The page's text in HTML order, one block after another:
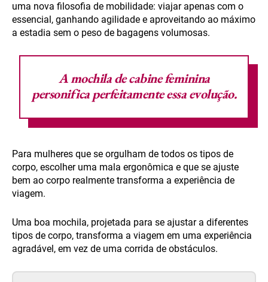
uma nova filosofia de mobilidade: viajar apenas com o
essencial, ganhando agilidade e aproveitando ao máximo
a estadia sem o peso de bagagens volumosas.
Amochila de cabine feminina
personifica perfeitamente essa evolução.
Para mulheres que se orgulham de todos os tipos de
corpo, escolher uma mala ergonômica e que se ajuste
bem ao corpo realmente transforma a experiência de
viagem.
Uma boa mochila, projetada para se ajustar a diferentes
tipos de corpo, transforma a viagem em uma experiência
agradável, em vez de uma corrida de obstáculos.